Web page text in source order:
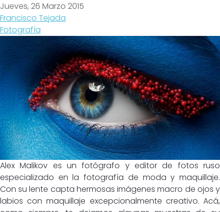
Jueves, 26 Marzo 2015
Francisco Tejada
Fotografía
Alex Malikov es un fotógrafo y editor de fotos ruso
especializado en la fotografía de moda y maquillaje.
Con su lente capta hermosas imágenes macro de ojos y
labios con maquillaje excepcionalmente creativo. Acá,